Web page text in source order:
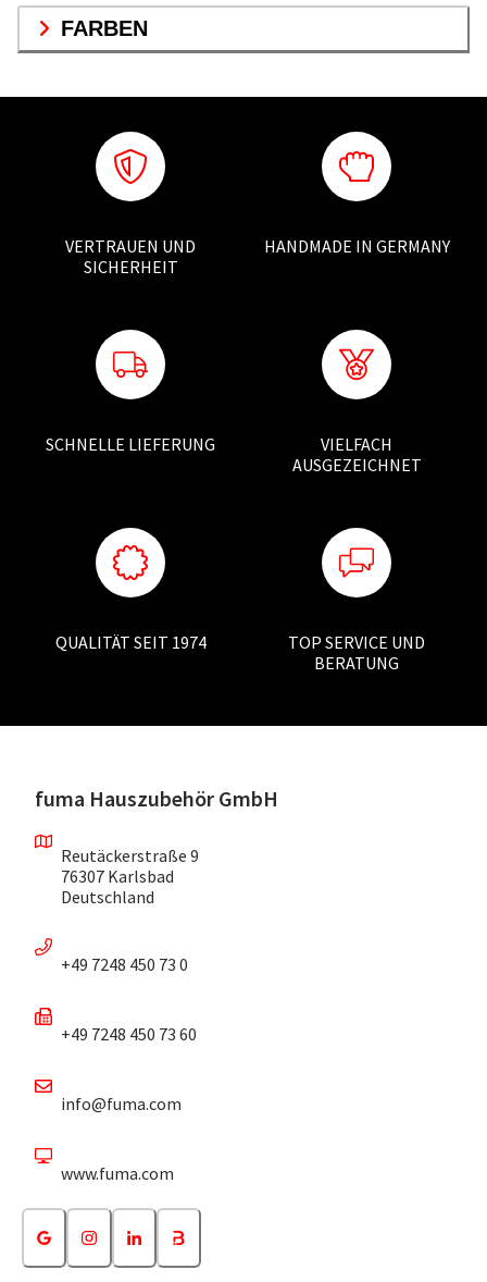
FARBEN
VERTRAUEN UND
SICHERHEIT
HANDMADE IN GERMANY
SCHNELLE LIEFERUNG
VIELFACH
AUSGEZEICHNET
QUALITÄT SEIT 1974
TOP SERVICE UND
BERATUNG
fuma Hauszubehör GmbH
Reutäckerstraße 9
76307 Karlsbad
Deutschland
+49 7248 450 73 0
+49 7248 450 73 60
info@fuma.com
www.fuma.com